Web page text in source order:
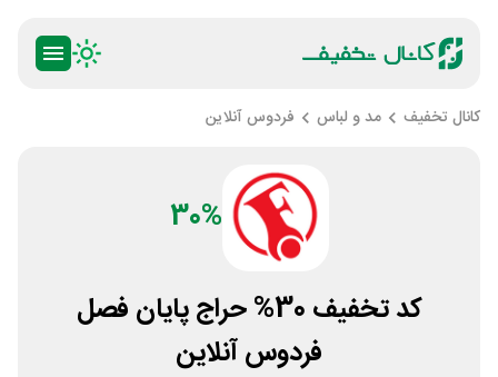
کانال تخفیف مد و لباس فردوس آنلاین
30%
کد تخفیف 30% حراج پایان فصل
فردوس آنلاین